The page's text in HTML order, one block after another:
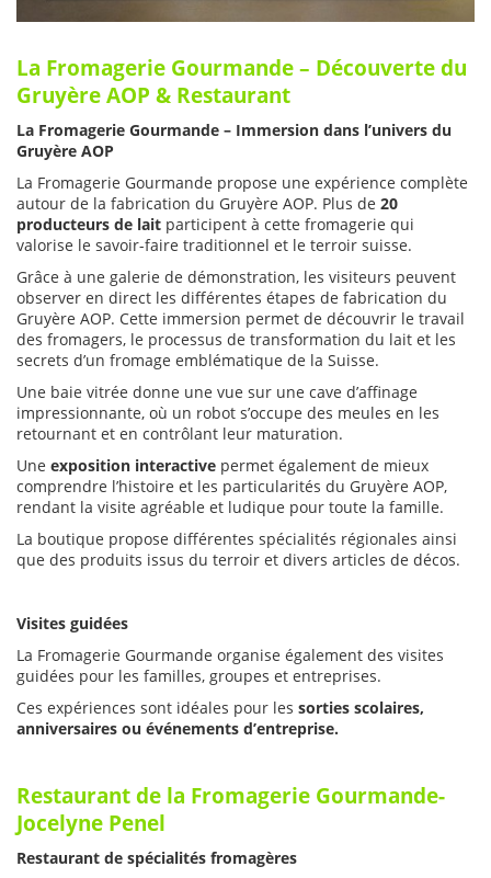
La Fromagerie Gourmande – Découverte du
Gruyère AOP & Restaurant
La Fromagerie Gourmande – Immersion dans l’univers du
Gruyère AOP
La Fromagerie Gourmande propose une expérience complète
autour de la fabrication du Gruyère AOP. Plus de 20
producteurs de lait participent à cette fromagerie qui
valorise le savoir-faire traditionnel et le terroir suisse.
Grâce à une galerie de démonstration, les visiteurs peuvent
observer en direct les différentes étapes de fabrication du
Gruyère AOP. Cette immersion permet de découvrir le travail
des fromagers, le processus de transformation du lait et les
secrets d’un fromage emblématique de la Suisse.
Une baie vitrée donne une vue sur une cave d’affinage
impressionnante, où un robot s’occupe des meules en les
retournant et en contrôlant leur maturation.
Une exposition interactive permet également de mieux
comprendre l’histoire et les particularités du Gruyère AOP,
rendant la visite agréable et ludique pour toute la famille.
La boutique propose différentes spécialités régionales ainsi
que des produits issus du terroir et divers articles de décos.
Visites guidées
La Fromagerie Gourmande organise également des visites
guidées pour les familles, groupes et entreprises.
Ces expériences sont idéales pour les sorties scolaires,
anniversaires ou événements d’entreprise.
Restaurant de la Fromagerie Gourmande-
Jocelyne Penel
Restaurant de spécialités fromagères